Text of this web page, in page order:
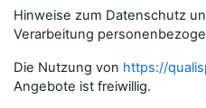
Hinweise zum Datenschutz
Verarbeitung
Die Nutzung von https://
Angebote ist freiwillig.